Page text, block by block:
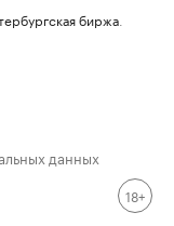
биржа
данных
18+